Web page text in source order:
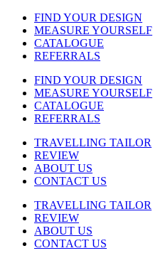
FIND YOUR DESIGN
MEASURE YOURSELF
CATALOGUE
REFERRALS
FIND YOUR DESIGN
MEASURE YOURSELF
CATALOGUE
REFERRALS
TRAVELLING TAILOR
REVIEW
ABOUT US
CONTACT US
TRAVELLING TAILOR
REVIEW
ABOUT US
CONTACT US